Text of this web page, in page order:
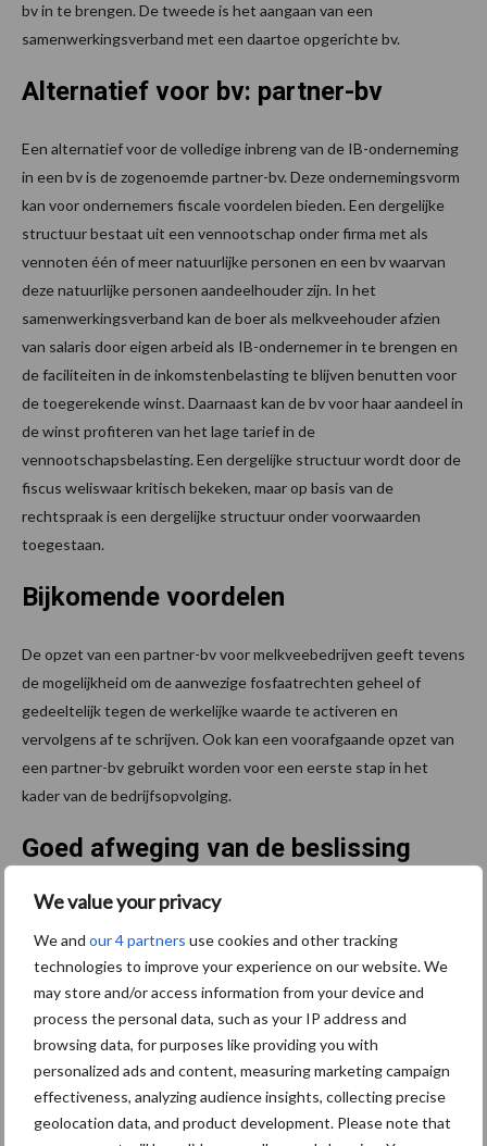
We value your privacy
We and our 4 partners use cookies and other tracking
technologies to improve your experience on our website. We
may store and/or access information from your device and
process the personal data, such as your IP address and
browsing data, for purposes like providing you with
personalized ads and content, measuring marketing campaign
effectiveness, analyzing audience insights, collecting precise
geolocation data, and product development. Please note that
bv in te brengen. De tweede is het aangaan van een
samenwerkingsverband met een daartoe opgerichte bv.
Alternatief voor bv: partner-bv
Een alternatief voor de volledige inbreng van de IB-onderneming
in een bv is de zogenoemde partner-bv. Deze ondernemingsvorm
kan voor ondernemers fiscale voordelen bieden. Een dergelijke
structuur bestaat uit een vennootschap onder firma met als
vennoten één of meer natuurlijke personen en een bv waarvan
deze natuurlijke personen aandeelhouder zijn. In het
samenwerkingsverband kan de boer als melkveehouder afzien
van salaris door eigen arbeid als IB-ondernemer in te brengen en
de faciliteiten in de inkomstenbelasting te blijven benutten voor
de toegerekende winst. Daarnaast kan de bv voor haar aandeel in
de winst profiteren van het lage tarief in de
vennootschapsbelasting. Een dergelijke structuur wordt door de
fiscus weliswaar kritisch bekeken, maar op basis van de
rechtspraak is een dergelijke structuur onder voorwaarden
toegestaan.
Bijkomende voordelen
De opzet van een partner-bv voor melkveebedrijven geeft tevens
de mogelijkheid om de aanwezige fosfaatrechten geheel of
gedeeltelijk tegen de werkelijke waarde te activeren en
vervolgens af te schrijven. Ook kan een voorafgaande opzet van
een partner-bv gebruikt worden voor een eerste stap in het
kader van de bedrijfsopvolging.
Goed afweging van de beslissing
Er zijn verschillende mogelijkheden om de structuur van een
onderneming op een fiscaalvriendelijke manier in te richten. Een
herstructurering is een beslissing voor een langere termijn. Een
gedegen afweging van de voor- en nadelen is dan ook de eerste
stap in dit proces. Bedrijfscontinuïteit is het hoofddoel, waaraan
het behalen van een fiscaal optimum een bijdrage kan leveren.
Bron: ABAB
Aanbevolen voor jou!